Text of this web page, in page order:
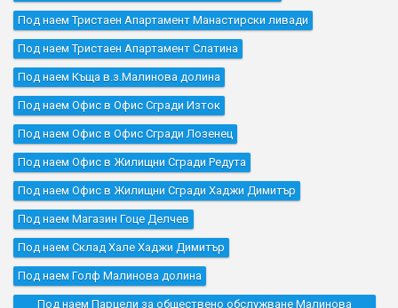
Под наем Тристаен Апартамент Манастирски ливади
Под наем Тристаен Апартамент Слатина
Под наем Къщa в.з.Малинова долина
Под наем Офис в Офис Сгради Изток
Под наем Офис в Офис Сгради Лозенец
Под наем Офис в Жилищни Сгради Редута
Под наем Офис в Жилищни Сгради Хаджи Димитър
Под наем Магазин Гоце Делчев
Под наем Склад Хале Хаджи Димитър
Под наем Голф Малинова долина
Под наем Парцели за обществено обслужване Малинова